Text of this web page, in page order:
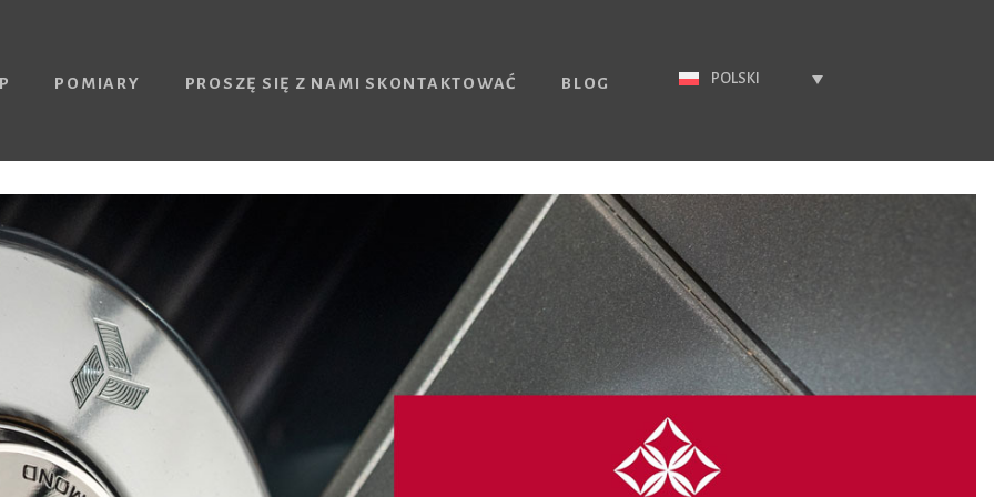
POLSKI
POMIARY PROSZĘ SIĘ Z NAMI SKONTAKTOWAĆ BLOG